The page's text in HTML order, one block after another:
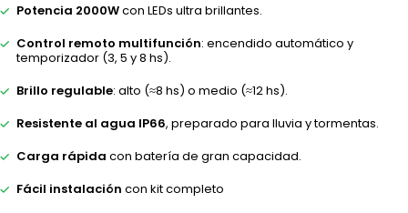
Potencia 2000Wcon LEDs ultra brillantes.
Control remoto multifunción: encendido automático y
temporizador (3, 5 y 8 hs).
Brillo regulable: alto (≈8 hs) o medio (≈12 hs).
Resistente al agua IP66, preparado para lluvia y tormentas.
Carga rápida con batería de gran capacidad.
Fácil instalación con kit completo